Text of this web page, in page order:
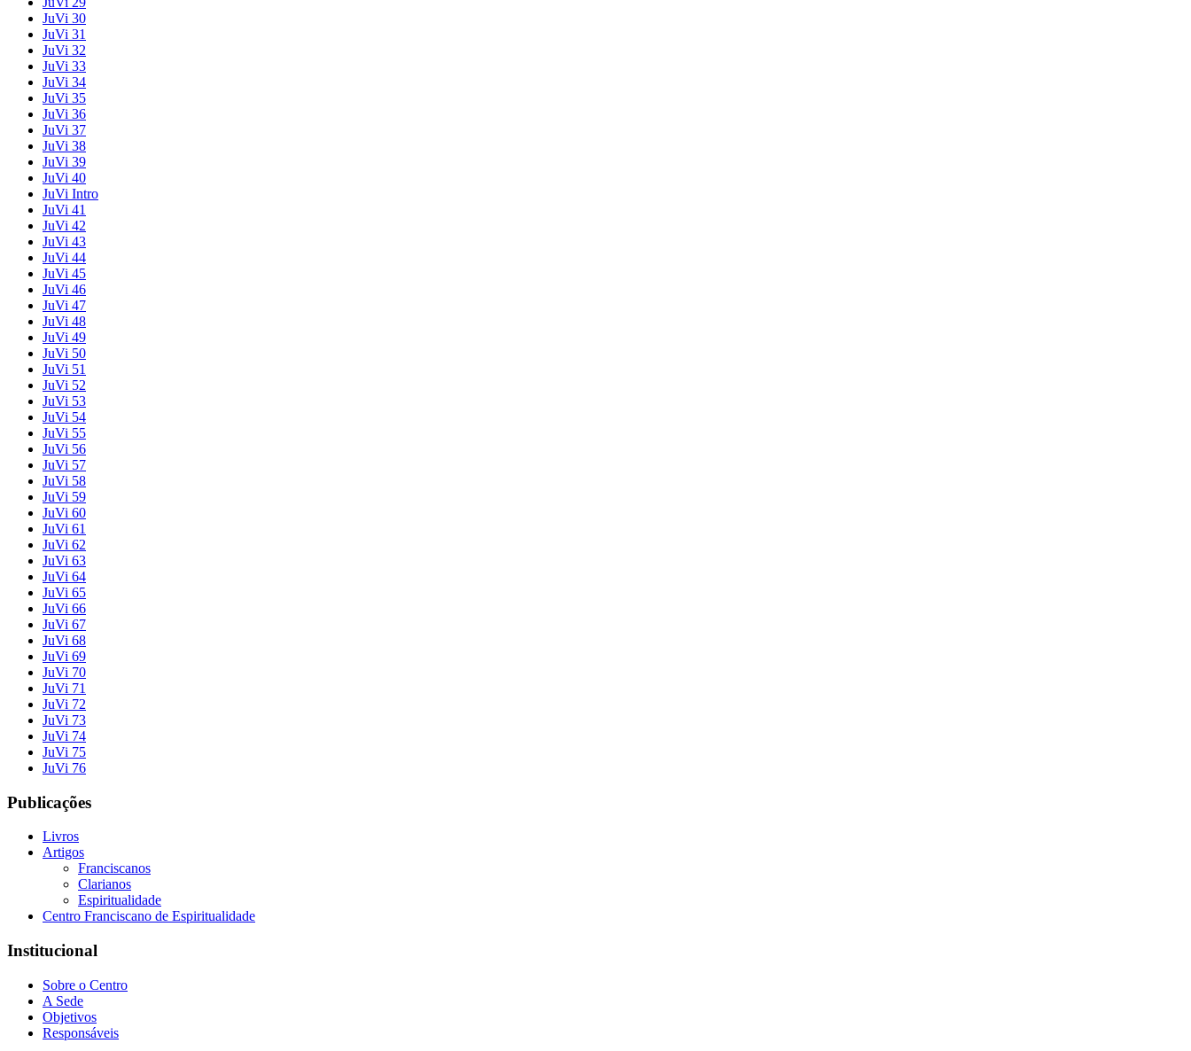
JuVi 30
JuVi 31
JuVi 32
JuVi 33
JuVi 34
JuVi 35
JuVi 36
JuVi 37
JuVi 38
JuVi 39
JuVi 40
JuVi Intro
JuVi 41
JuVi 42
JuVi 43
JuVi 44
JuVi 45
JuVi 46
JuVi 47
JuVi 48
JuVi 49
JuVi 50
JuVi 51
JuVi 52
JuVi 53
JuVi 54
JuVi 55
JuVi 56
JuVi 57
JuVi 58
JuVi 59
JuVi 60
JuVi 61
JuVi 62
JuVi 63
JuVi 64
JuVi 65
JuVi 66
JuVi 67
JuVi 68
JuVi 69
JuVi 70
JuVi 71
JuVi 72
JuVi 73
JuVi 74
JuVi 75
JuVi 76
Publicações
Livros
Artigos
Franciscanos
Clarianos
Espiritualidade
Centro Franciscano de Espiritualidade
Institucional
Sobre o Centro
A Sede
Objetivos
Responsáveis